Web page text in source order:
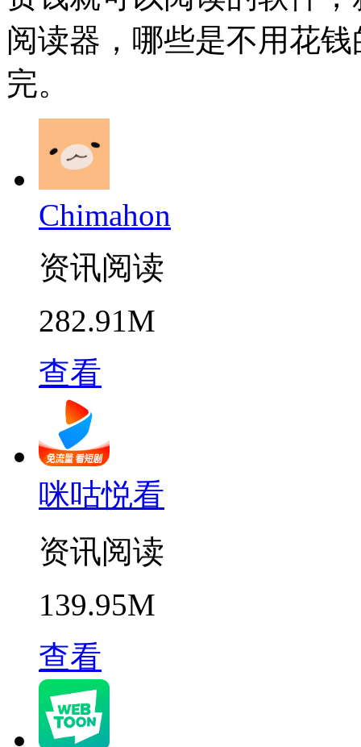
阅读器，哪些是不用花
完。
Chimahon
资讯阅读
282.91M
查看
咪咕悦看
资讯阅读
139.95M
查看